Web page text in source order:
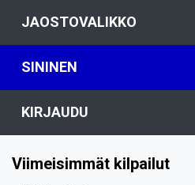
JAOSTOVALIKKO
SININEN
KIRJAUDU
Viimeisimmät kilpailut